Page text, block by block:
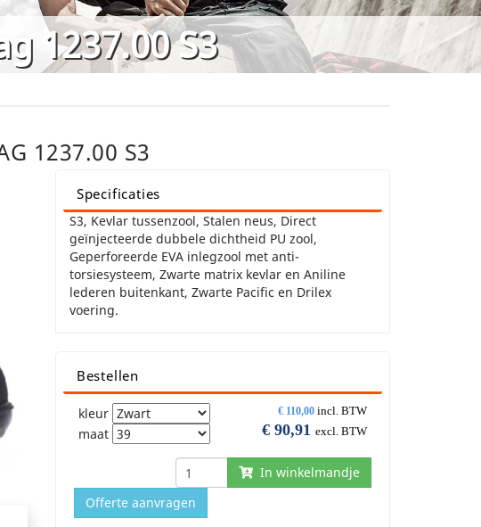
1237.00 S3
1237.00 S3
Specificaties
S3, Kevlar tussenzool, Stalen neus, Direct
geïnjecteerde dubbele dichtheid PU zool,
Geperforeerde EVA inlegzool met anti-
torsiesysteem, Zwarte matrix kevlar en Aniline
lederen buitenkant, Zwarte Pacific en Drilex
voering.
Bestellen
€ 110,00 incl. BTW
€ 90,91 excl. BTW
kleur
maat
In winkelmandje
Offerte aanvragen